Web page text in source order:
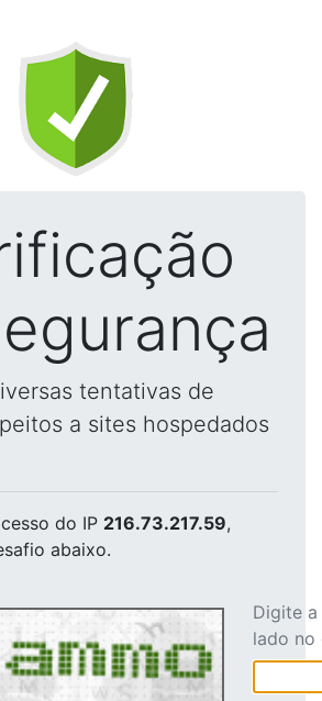
tentativas de
a sites hospedados
do IP 216.73.217.59,
abaixo.
Digite
lado no